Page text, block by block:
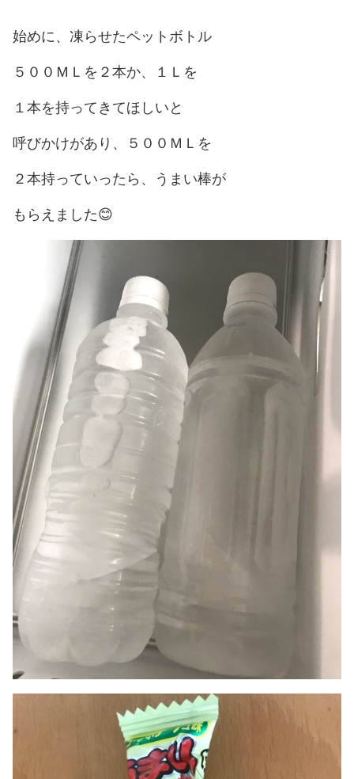
始めに、凍らせたペットボトル
５００ＭＬを２本か、１Ｌを
１本を持ってきてほしいと
呼びかけがあり、５００ＭＬを
２本持っていったら、うまい棒が
もらえました😊